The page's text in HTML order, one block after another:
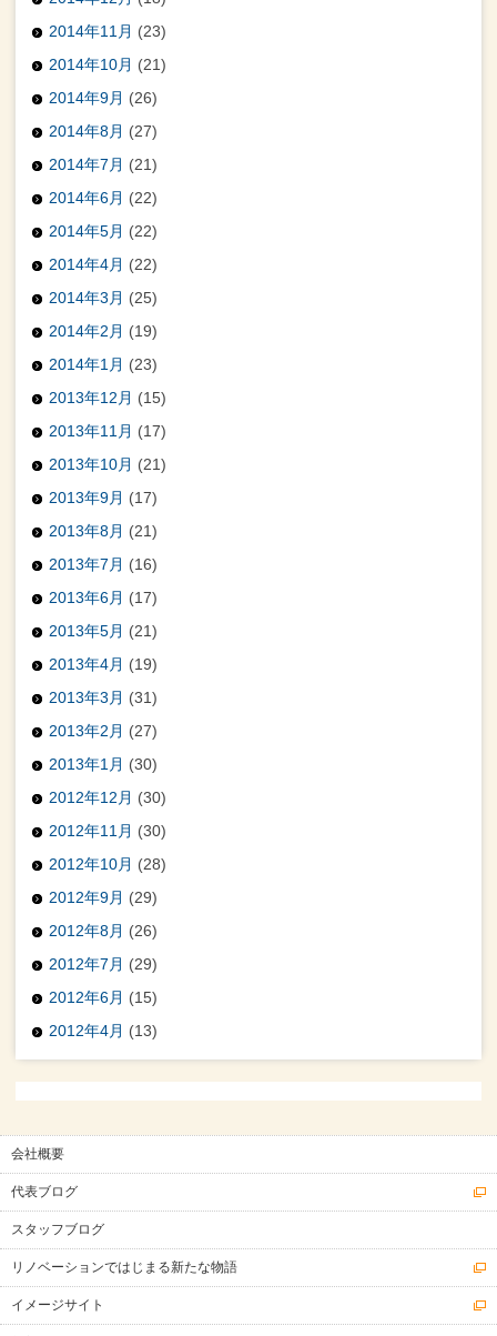
2014年11月 (23)
2014年10月 (21)
2014年9月 (26)
2014年8月 (27)
2014年7月 (21)
2014年6月 (22)
2014年5月 (22)
2014年4月 (22)
2014年3月 (25)
2014年2月 (19)
2014年1月 (23)
2013年12月 (15)
2013年11月 (17)
2013年10月 (21)
2013年9月 (17)
2013年8月 (21)
2013年7月 (16)
2013年6月 (17)
2013年5月 (21)
2013年4月 (19)
2013年3月 (31)
2013年2月 (27)
2013年1月 (30)
2012年12月 (30)
2012年11月 (30)
2012年10月 (28)
2012年9月 (29)
2012年8月 (26)
2012年7月 (29)
2012年6月 (15)
2012年4月 (13)
会社概要
代表ブログ
スタッフブログ
リノベーションではじまる新たな物語
イメージサイト